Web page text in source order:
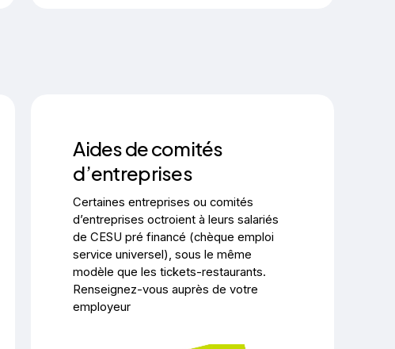
Aides de comités
d’entreprises
Certaines entreprises ou comités
d’entreprises octroient à leurs salariés
de CESU pré financé (chèque emploi
service universel), sous le même
modèle que les tickets-restaurants.
Renseignez-vous auprès de votre
employeur